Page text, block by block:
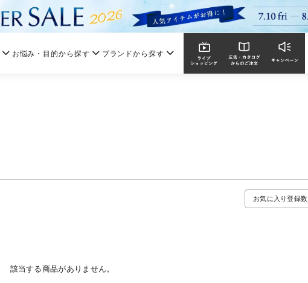
お悩み・目的から探す ブランドから探す
お気に入り登録数
該当する商品がありません。